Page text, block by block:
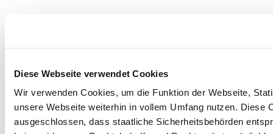
Diese Webseite verwendet Cookies
Wir verwenden Cookies, um die Funktion der Webseite,
unsere Webseite weiterhin in vollem Umfang nutzen.
ausgeschlossen, dass staatliche Sicherheitsbehörden